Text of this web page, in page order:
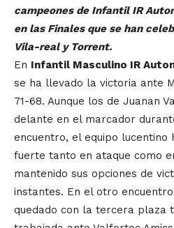
campeones de Infantil IR
en las Finales que se han
Vila-real y Torrent.
En Infantil Masculino IR
se ha llevado la victoria ante
71-68. Aunque los de Juanan
delante en el marcador
encuentro, el equipo lucentino
fuerte tanto en ataque como
mantenido sus opciones de
instantes. En el otro
quedado con la tercera plaza